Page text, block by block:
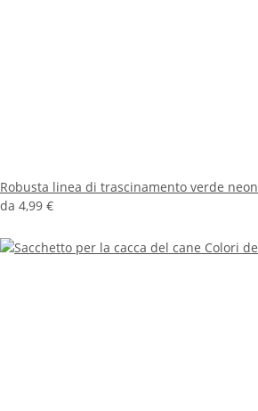
Robusta linea di trascinamento verde neon
da 4,99 €